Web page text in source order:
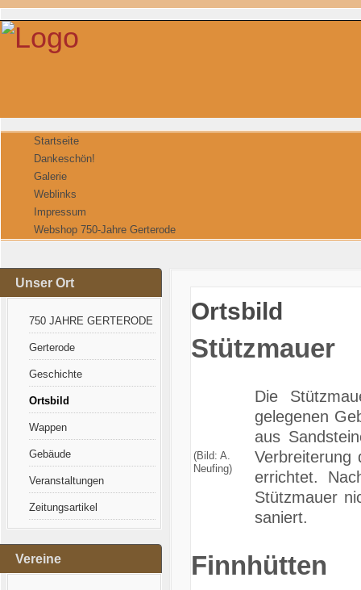
Startseite
Dankeschön!
Galerie
Weblinks
Impressum
Webshop 750-Jahre Gerterode
Unser Ort
750 JAHRE GERTERODE
Gerterode
Geschichte
Ortsbild
Wappen
Gebäude
Veranstaltungen
Zeitungsartikel
Vereine
Ortsbild
Stützmauer
(Bild: A.
Neufing)
Die
gelegenen
aus
Verbreiterung
errichtet.
Stützmauer
saniert.
Finnhütten